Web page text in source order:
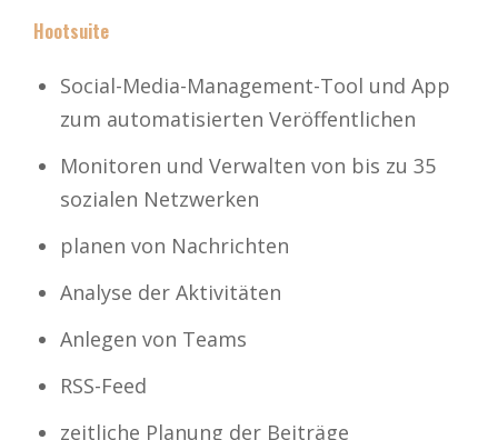
Hootsuite
Social-Media-Management-Tool und App
zum automatisierten Veröffentlichen
Monitoren und Verwalten von bis zu 35
sozialen Netzwerken
planen von Nachrichten
Analyse der Aktivitäten
Anlegen von Teams
RSS-Feed
zeitliche Planung der Beiträge